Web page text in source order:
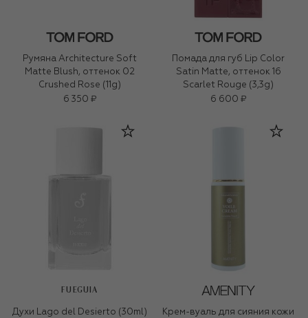
Румяна Architecture Soft
Matte Blush, оттенок 02
Crushed Rose (11g)
6 350 ₽
Помада для губ Lip Color
Satin Matte, оттенок 16
Scarlet Rouge (3,3g)
6 600 ₽
FUEGUIA
Духи Lago del Desierto (30ml)
Крем-вуаль для сияния кожи